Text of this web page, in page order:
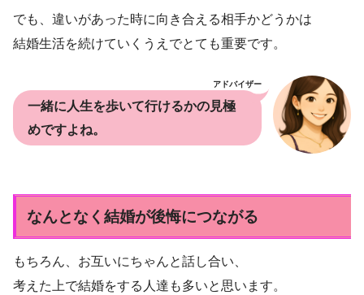
でも、違いがあった時に向き合える相手かどうかは
結婚生活を続けていくうえでとても重要です。
アドバイザー
一緒に人生を歩いて行けるかの見極
めですよね。
なんとなく結婚が後悔につながる
もちろん、お互いにちゃんと話し合い、
考えた上で結婚をする人達も多いと思います。